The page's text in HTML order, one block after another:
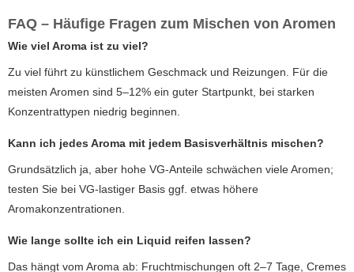
FAQ – Häufige Fragen zum Mischen von Aromen
Wie viel Aroma ist zu viel?
Zu viel führt zu künstlichem Geschmack und Reizungen. Für die
meisten Aromen sind 5–12% ein guter Startpunkt, bei starken
Konzentrattypen niedrig beginnen.
Kann ich jedes Aroma mit jedem Basisverhältnis mischen?
Grundsätzlich ja, aber hohe VG-Anteile schwächen viele Aromen;
testen Sie bei VG-lastiger Basis ggf. etwas höhere
Aromakonzentrationen.
Wie lange sollte ich ein Liquid reifen lassen?
Das hängt vom Aroma ab: Fruchtmischungen oft 2–7 Tage, Cremes